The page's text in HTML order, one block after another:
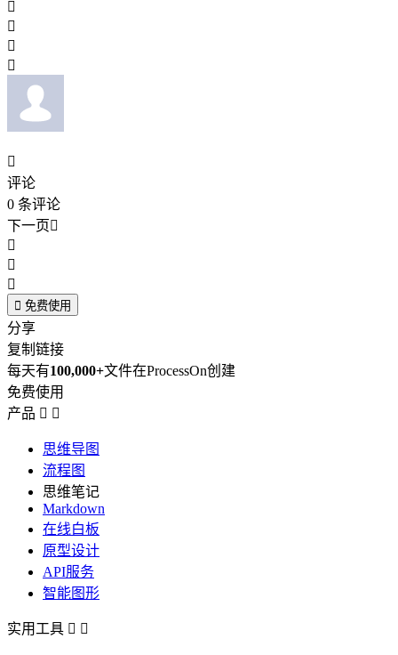





评论
0 条评论
下一页



 免费使用
分享
复制链接
每天有100,000+文件在ProcessOn创建
免费使用
产品  
思维导图
流程图
思维笔记
Markdown
在线白板
原型设计
API服务
智能图形
实用工具  